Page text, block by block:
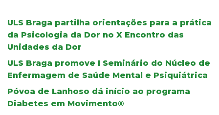
ULS Braga partilha orientações para a prática
da Psicologia da Dor no X Encontro das
Unidades da Dor
ULS Braga promove I Seminário do Núcleo de
Enfermagem de Saúde Mental e Psiquiátrica
Póvoa de Lanhoso dá início ao programa
Diabetes em Movimento®